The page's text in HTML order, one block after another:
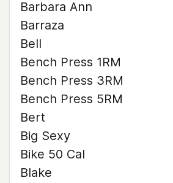
Barbara Ann
Barraza
Bell
Bench Press 1RM
Bench Press 3RM
Bench Press 5RM
Bert
Big Sexy
Bike 50 Cal
Blake